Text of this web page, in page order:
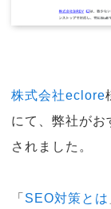
株式会社eclore
にて、弊社が
されました。
「SEO対策とは